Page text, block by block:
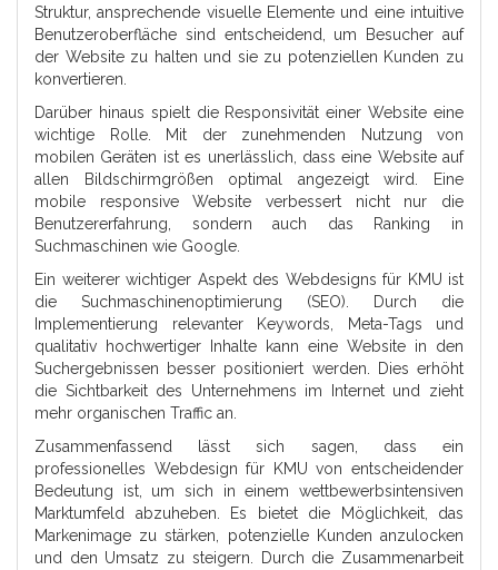
Struktur, ansprechende visuelle Elemente und eine intuitive
Benutzeroberfläche sind entscheidend, um Besucher auf
der Website zu halten und sie zu potenziellen Kunden zu
konvertieren.
Darüber hinaus spielt die Responsivität einer Website eine
wichtige Rolle. Mit der zunehmenden Nutzung von
mobilen Geräten ist es unerlässlich, dass eine Website auf
allen Bildschirmgrößen optimal angezeigt wird. Eine
mobile responsive Website verbessert nicht nur die
Benutzererfahrung, sondern auch das Ranking in
Suchmaschinen wie Google.
Ein weiterer wichtiger Aspekt des Webdesigns für KMU ist
die Suchmaschinenoptimierung (SEO). Durch die
Implementierung relevanter Keywords, Meta-Tags und
qualitativ hochwertiger Inhalte kann eine Website in den
Suchergebnissen besser positioniert werden. Dies erhöht
die Sichtbarkeit des Unternehmens im Internet und zieht
mehr organischen Traffic an.
Zusammenfassend lässt sich sagen, dass ein
professionelles Webdesign für KMU von entscheidender
Bedeutung ist, um sich in einem wettbewerbsintensiven
Marktumfeld abzuheben. Es bietet die Möglichkeit, das
Markenimage zu stärken, potenzielle Kunden anzulocken
und den Umsatz zu steigern. Durch die Zusammenarbeit